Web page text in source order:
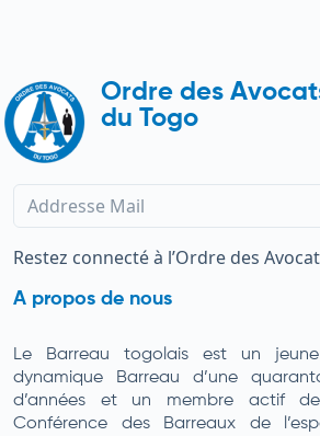
Ordre des
du Togo
Restez connecté à l’Ordre des
A propos de nous
Le Barreau togolais est un
dynamique Barreau d’une
d’années et un membre actif
Conférence des Barreaux de